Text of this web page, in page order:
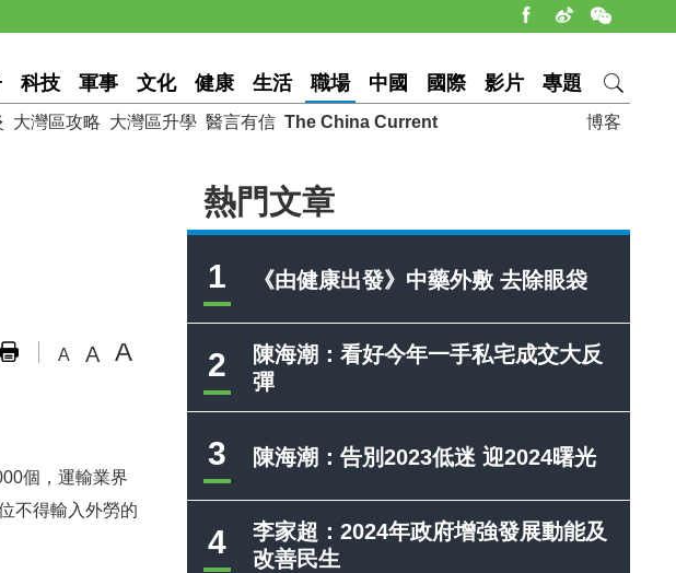
科技 軍事 文化 健康 生活 職場 中國 國際 影片 專題
博客
大灣區攻略 大灣區升學 醫言有信 The China Current
熱門文章
1 《由健康出發》中藥外敷 去除眼袋
2
陳海潮：看好今年一手私宅成交大反
彈
3 陳海潮：告別2023低迷 迎2024曙光
4
李家超：2024年政府增強發展動能及
改善民生
A A A
個，運輸業界
不得輸入外勞的